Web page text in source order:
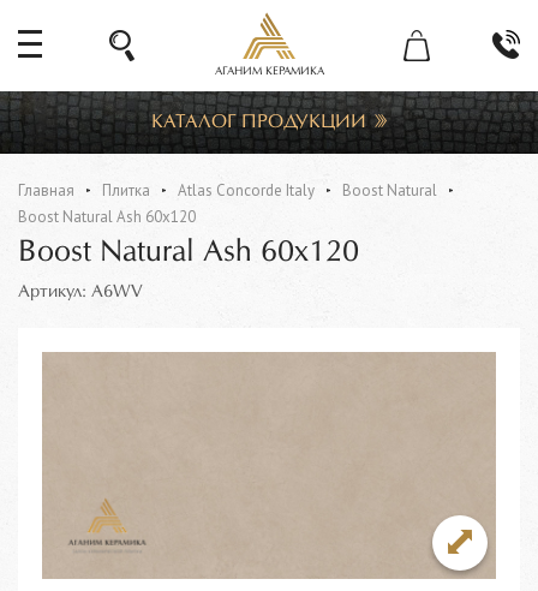
АГАНИМ КЕРАМИКА
КАТАЛОГ ПРОДУКЦИИ
Главная Плитка Atlas Concorde Italy
Boost Natural
Boost Natural Ash 60x120
Boost Natural Ash 60x120
Артикул: A6WV